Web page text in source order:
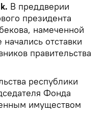
В преддверии
президента
намеченной
отставки
правительства
республики
Фонда
имуществом